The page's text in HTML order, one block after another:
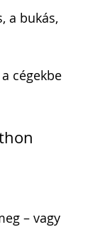
a bukás,
cégekbe
– vagy